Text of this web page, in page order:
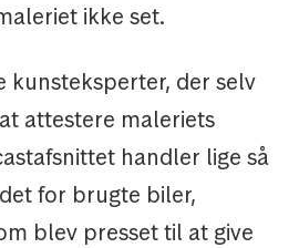
ikke set.
kunsteksperter, der selv
attestere maleriets
handler lige så
for brugte biler,
blev presset til at give